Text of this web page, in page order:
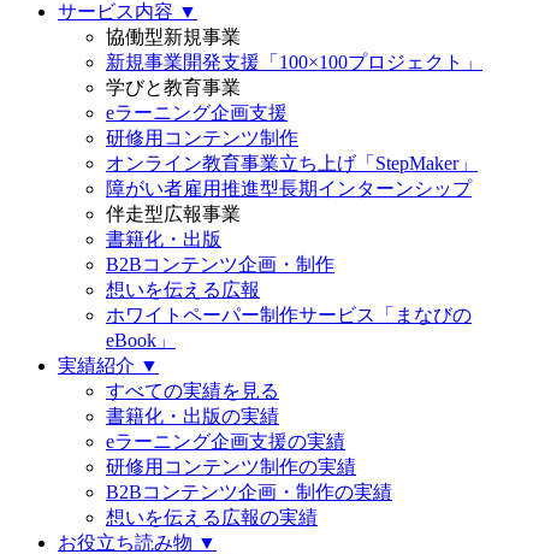
サービス内容 ▼
協働型新規事業
新規事業開発支援「100×100プロジェクト」
学びと教育事業
eラーニング企画支援
研修用コンテンツ制作
オンライン教育事業立ち上げ「StepMaker」
障がい者雇用推進型長期インターンシップ
伴走型広報事業
書籍化・出版
B2Bコンテンツ企画・制作
想いを伝える広報
ホワイトペーパー制作サービス「まなびの
eBook」
実績紹介 ▼
すべての実績を見る
書籍化・出版の実績
eラーニング企画支援の実績
研修用コンテンツ制作の実績
B2Bコンテンツ企画・制作の実績
想いを伝える広報の実績
お役立ち読み物 ▼